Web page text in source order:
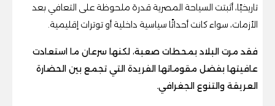
تاريخيًا، أثبتت السياحة المصرية قدرة ملحوظة على التعافي بعد
الأزمات، سواء كانت أحداثًا سياسية داخلية أو توترات إقليمية.
فقد مرت البلاد بمحطات صعبة، لكنها سرعان ما استعادت
عافيتها بفضل مقوماتها الفريدة التي تجمع بين الحضارة
العريقة والتنوع الجغرافي.